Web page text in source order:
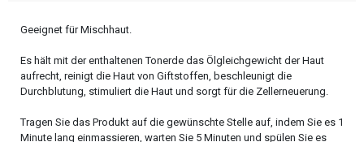
Geeignet für Mischhaut.
Es hält mit der enthaltenen Tonerde das Ölgleichgewicht der Haut
aufrecht, reinigt die Haut von Giftstoffen, beschleunigt die
Durchblutung, stimuliert die Haut und sorgt für die Zellerneuerung.
Tragen Sie das Produkt auf die gewünschte Stelle auf, indem Sie es 1
Minute lang einmassieren, warten Sie 5 Minuten und spülen Sie es